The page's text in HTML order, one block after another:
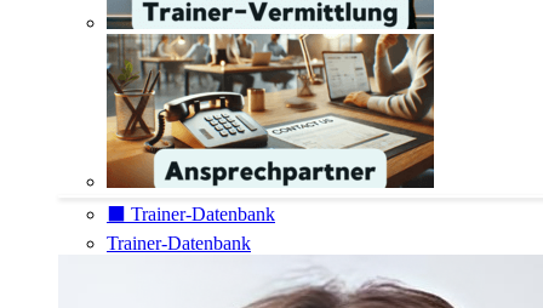
⬛️ Trainer-Datenbank
Trainer-Datenbank